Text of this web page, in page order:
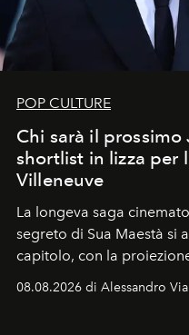
POP CULTURE
Chi sarà il prossimo
shortlist in lizza per
Villeneuve
La longeva saga
segreto di Sua Maestà si
capitolo, con la
dell’attore chiamato a
Craig, però, regna
08.08.2026 di Alessandro